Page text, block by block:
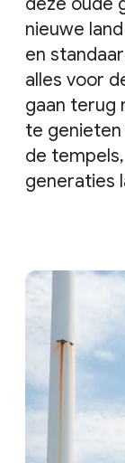
nieuwe
en
alles voor
gaan terug
te
de
generaties